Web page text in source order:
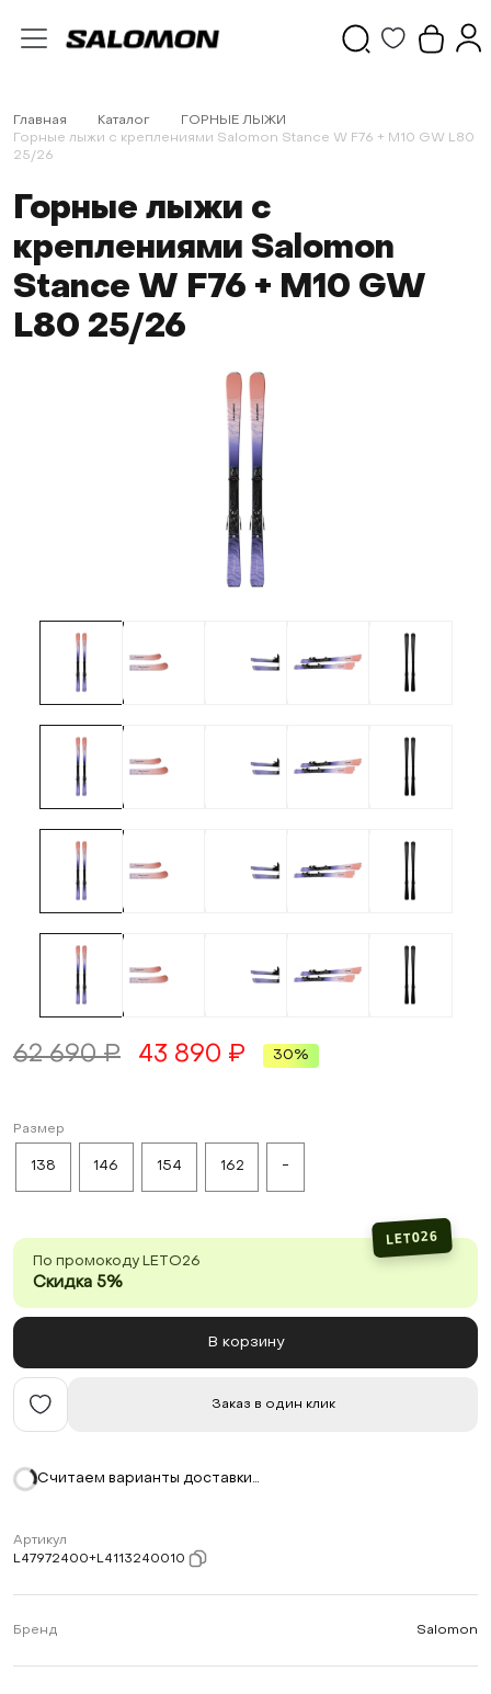
Главная Каталог
ГОРНЫЕ ЛЫЖИ
Горные лыжи с креплениями Salomon Stance W F76 + M10 GW L80
25/26
Горные лыжи с
креплениями Salomon
Stance W F76 + M10 GW
L80 25/26
62 690 ₽ 43 890 ₽ 30%
Размер
138 146 154 162 -
LETO26
По промокоду LETO26
Скидка 5%
В корзину
Заказ в один клик
Считаем варианты доставки…
Артикул
L47972400+L4113240010
Бренд Salomon